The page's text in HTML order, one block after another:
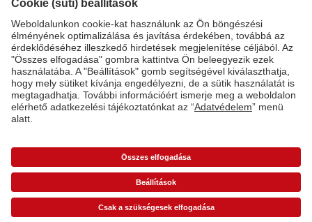
Termékkínálat
CEWE Fotóvilág
Szolgáltatásainkkal vagy megrendelésével kapcsolatos kérdések esetén
06-1-451-1088Hétfő-vasárnap: 8:00–17:00 óráig.
*Az árak ajánlott fogyasztói árak és az ÁFÁ-t tartalmazzák, de nem tartalmazzák a
szállítási költséget (üzletben történő átvétel esetén sem).
A képen látható